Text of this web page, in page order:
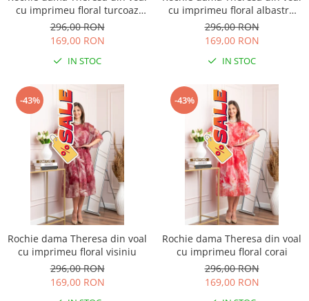
cu imprimeu floral turcoaz
aqua
296,00 RON
169,00 RON
IN STOC
cu imprimeu floral albastru
petrol
296,00 RON
169,00 RON
IN STOC
-43%
Rochie dama Theresa din voal
cu imprimeu floral visiniu
296,00 RON
169,00 RON
-43%
Rochie dama Theresa din voal
cu imprimeu floral corai
296,00 RON
169,00 RON